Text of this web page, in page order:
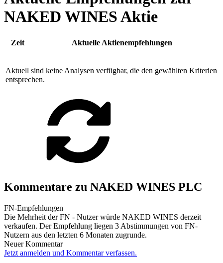
NAKED WINES Aktie
Zeit Aktuelle Aktienempfehlungen
Aktuell sind keine Analysen verfügbar, die den gewählten Kriterien
entsprechen.
Kommentare zu NAKED WINES PLC
FN-Empfehlungen
Die Mehrheit der FN - Nutzer würde NAKED WINES derzeit
verkaufen. Der Empfehlung liegen 3 Abstimmungen von FN-
Nutzern aus den letzten 6 Monaten zugrunde.
Neuer Kommentar
Jetzt anmelden und Kommentar verfassen.